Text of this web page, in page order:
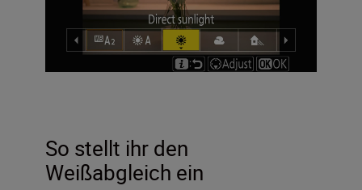
So stellt ihr den
Weißabgleich ein